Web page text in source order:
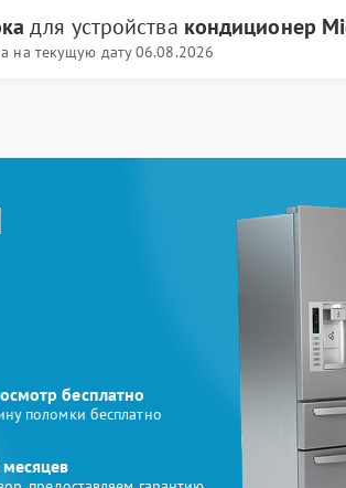
для устройства кондиционер
на текущую дату 06.08.2026
бесплатно
поломки бесплатно